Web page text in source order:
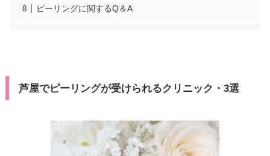
ピーリングに関するQ＆A
芦屋でピーリングが受けられるクリニック・3選